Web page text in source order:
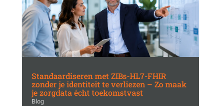
Standaardiseren met ZIBs-HL7-FHIR
zonder je identiteit te verliezen – Zo maak
je zorgdata écht toekomstvast
Blog